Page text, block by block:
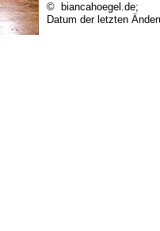
© biancahoegel.de;
Datum der letzten